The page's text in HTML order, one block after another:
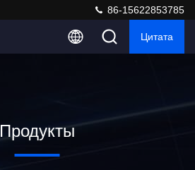
86-15622853785
Цитата
Продукты